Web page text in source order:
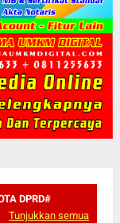
DPRD#
Tunjukkan semua